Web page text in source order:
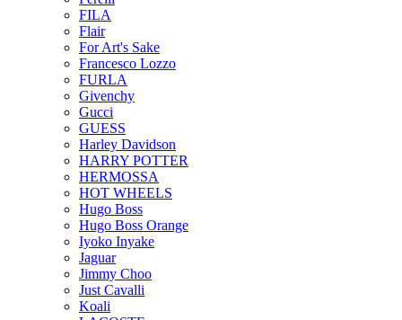
FILA
Flair
For Art's Sake
Francesco Lozzo
FURLA
Givenchy
Gucci
GUESS
Harley Davidson
HARRY POTTER
HERMOSSA
HOT WHEELS
Hugo Boss
Hugo Boss Orange
Iyoko Inyake
Jaguar
Jimmy Choo
Just Cavalli
Koali